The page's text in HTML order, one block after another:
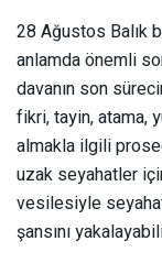
28 Ağustos Balık
anlamda önemli
davanın son
fikri, tayin, atama,
almakla ilgili
uzak seyahatler
vesilesiyle
şansını